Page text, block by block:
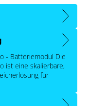
- Batteriemodul Die
ist eine skalierbare,
für